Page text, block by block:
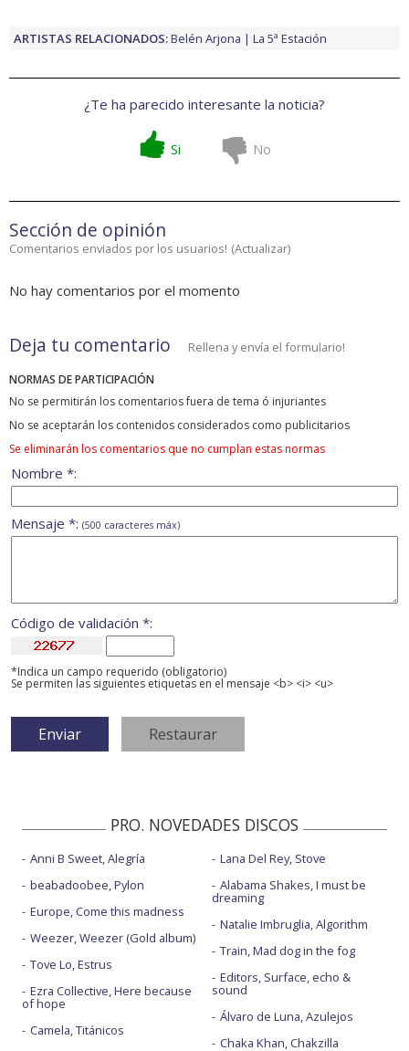
ARTISTAS RELACIONADOS:Belén Arjona La 5ª Estación
¿Te ha parecido interesante la noticia?
Si No
Sección de opinión
Comentarios enviados por los usuarios! (Actualizar)
No hay comentarios por el momento
Deja tu comentario Rellena y envía el formulario!
NORMAS DE PARTICIPACIÓN
No se permitirán los comentarios fuera de tema ó injuriantes
No se aceptarán los contenidos considerados como publicitarios
Se eliminarán los comentarios que no cumplan estas normas
Nombre *:
Mensaje *: (500 caracteres máx)
Código de validación *:
*Indica un campo requerido (obligatorio)
Se permiten las siguientes etiquetas en el mensaje <b> <i> <u>
PRO. NOVEDADES DISCOS
Anni B Sweet, Alegría
beabadoobee, Pylon
Europe, Come this madness
Weezer, Weezer (Gold album)
Tove Lo, Estrus
Ezra Collective, Here because
of hope
Camela, Titánicos
Lana Del Rey, Stove
Alabama Shakes, I must be
dreaming
Natalie Imbruglia, Algorithm
Train, Mad dog in the fog
Editors, Surface, echo &
sound
Álvaro de Luna, Azulejos
Chaka Khan, Chakzilla